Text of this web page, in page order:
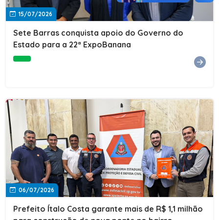
15/07/2026
Sete Barras conquista apoio do Governo do
Estado para a 22ª ExpoBanana
06/07/2026
Prefeito Ítalo Costa garante mais de R$ 1,1 milhão